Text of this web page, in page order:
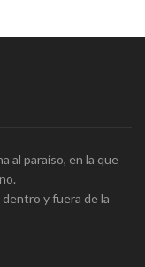
al paraíso, en la que
y fuera de la